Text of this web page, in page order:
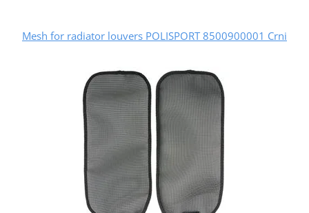
Mesh for radiator louvers POLISPORT 8500900001 Crni